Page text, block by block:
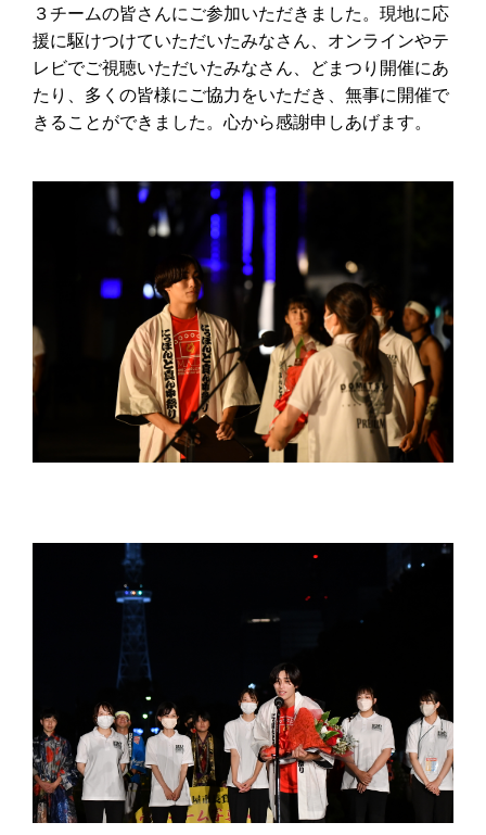
３チームの皆さんにご参加いただきました。現地に応
援に駆けつけていただいたみなさん、オンラインやテ
レビでご視聴いただいたみなさん、どまつり開催にあ
たり、多くの皆様にご協力をいただき、無事に開催で
きることができました。心から感謝申しあげます。